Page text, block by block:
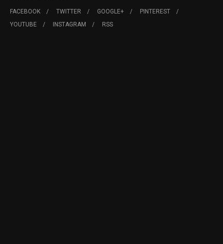
FACEBOOK TWITTER GOOGLE+
PINTEREST
YOUTUBE
INSTAGRAM RSS